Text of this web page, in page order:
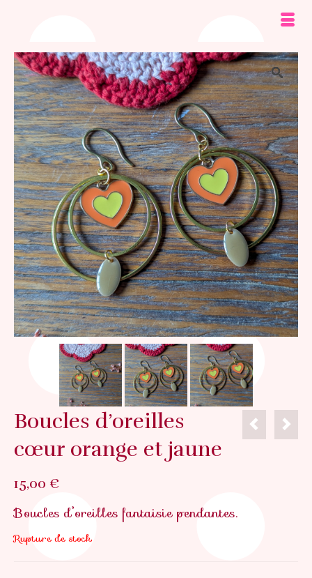
Boucles d’oreilles
cœur orange et jaune
15,00 €
Boucles d’oreilles fantaisie pendantes.
Rupture de stock